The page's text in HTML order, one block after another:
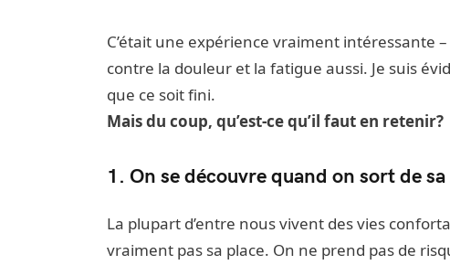
C’était une expérience vraiment intéressante
contre la douleur et la fatigue aussi. Je suis
que ce soit fini.
Mais du coup, qu’est-ce qu’il faut en retenir?
1. On se découvre quand on sort de
La plupart d’entre nous vivent des vies
vraiment pas sa place. On ne prend pas de